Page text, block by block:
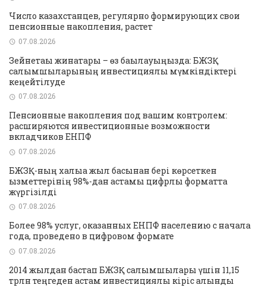
Число казахстанцев, регулярно формирующих свои
пенсионные накопления, растет
07.08.2026
Зейнетақы жинақтары – өз бақылауыңызда: БЖЗҚ
салымшыларының инвестициялық мүмкіндіктері
кеңейтілуде
07.08.2026
Пенсионные накопления под вашим контролем:
расширяются инвестиционные возможности
вкладчиков ЕНПФ
07.08.2026
БЖЗҚ-ның халыққа жыл басынан бері көрсеткен
қызметтерінің 98%-дан астамы цифрлық форматта
жүргізілді
07.08.2026
Более 98% услуг, оказанных ЕНПФ населению с начала
года, проведено в цифровом формате
07.08.2026
2014 жылдан бастап БЖЗҚ салымшылары үшін 11,15
трлн теңгеден астам инвестициялық кіріс алынды